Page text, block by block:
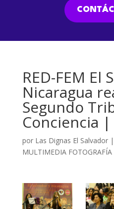
RED-FEM El
Nicaragua
Segundo
Conciencia |
por Las Dignas El Salvador|
MULTIMEDIA FOTOGRAFÍA